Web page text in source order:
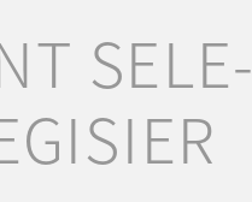
SELE-